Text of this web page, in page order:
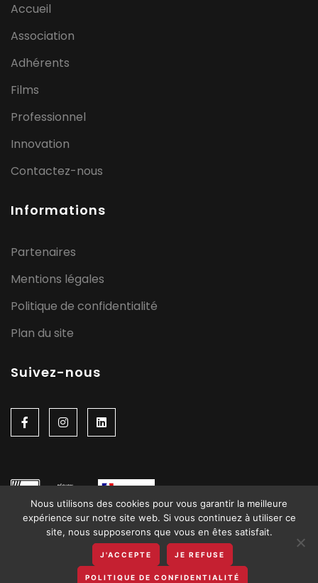
Accueil
Association
Adhérents
Films
Professionnel
Innovation
Contactez-nous
Informations
Partenaires
Mentions légales
Politique de confidentialité
Plan du site
Suivez-nous
Nous utilisons des cookies pour vous garantir la meilleure
expérience sur notre site web. Si vous continuez à utiliser ce
site, nous supposerons que vous en êtes satisfait.
J'ACCEPTE JE REFUSE
POLITIQUE DE CONFIDENTIALITÉ